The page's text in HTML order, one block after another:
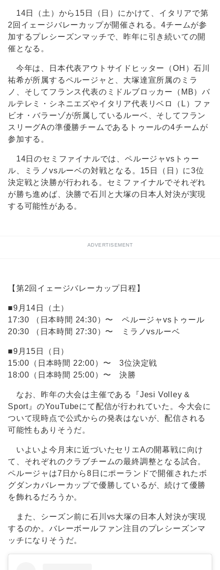
14日（土）から15日（日）にかけて、イタリアで第
2回イェージバレーカップが開催される。4チームが参
加するプレシーズンマッチで、昨年に引き続いての開
催となる。
今年は、日本代表アウトサイドヒッター（OH）石川
祐希が所属するペルージャと、大塚達宣所属のミラ
ノ、そしてフランス代表のミドルブロッカー（MB）バ
ルテレミ・シネニエズやイタリア代表リベロ（L）ファ
ビオ・バラーゾが所属しているルーベ、そしてフラン
スリーグAの準優勝チームであるトゥールの4チームが
参加する。
14日のセミファイナルでは、ペルージャvsトゥー
ル、ミラノvsルーベの対戦となる。15日（日）に3位
決定戦と決勝が行われる。セミファイナルでそれぞれ
が勝ち進めば、決勝で石川と大塚の日本人対決が実現
する可能性がある。
ADVERTISEMENT
【第2回イェージバレーカップ日程】
■9月14日（土）
17:30 （日本時間 24:30）〜 ペルージャvsトゥール
20:30 （日本時間 27:30）〜 ミラノvsルーベ
■9月15日（日）
15:00（日本時間 22:00）〜 3位決定戦
18:00（日本時間 25:00）〜 決勝
なお、昨年の大会は主催である『Jesi Volley &
Sport』のYouTubeにて配信が行われていた。今大会に
ついて現時点で公式からの発表はないが、配信される
可能性もありそうだ。
いよいよ今月末に近づいたセリエAの開幕戦に向け
て、それぞれのクラブチームの最終調整となる試合。
ペルージャは7日から8日にポーランドで開催されたボ
グダンカバレーカップで優勝しているが、続けて優勝
を飾れるだろうか。
また、シーズン前に石川vs大塚の日本人対決が実現
するのか。バレーボールファン注目のプレシーズンマ
ッチになりそうだ。